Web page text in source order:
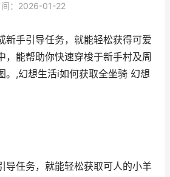
间：2026-01-22
新手引导任务，就能轻松获得可爱
，能帮助你快速穿梭于新手村及周
。,幻想生活i如何获取全坐骑 幻想
导任务，就能轻松获取可人的小羊